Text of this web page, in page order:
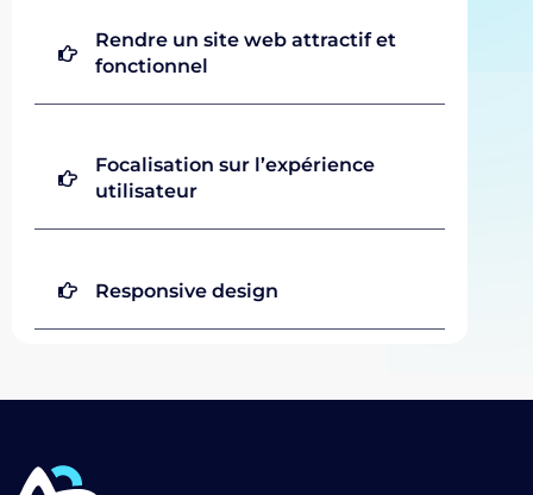
Rendre un site web attractif et
fonctionnel
Focalisation sur l’expérience
utilisateur
Responsive design